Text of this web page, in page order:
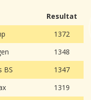
Resultat
1372
1348
BS
1347
1319